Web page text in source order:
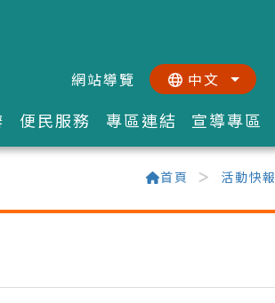
:::網站導覽 中文
便民服務 專區連結 宣導專區
首頁 活動快報